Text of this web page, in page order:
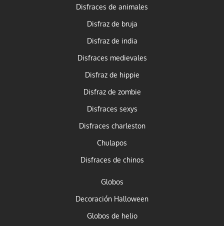
Disfraces de animales
Disfraz de bruja
Disfraz de india
Disfraces medievales
Disfraz de hippie
Disfraz de zombie
Disfraces sexys
Disfraces charleston
Chulapos
Disfraces de chinos
Globos
Decoración Halloween
Globos de helio